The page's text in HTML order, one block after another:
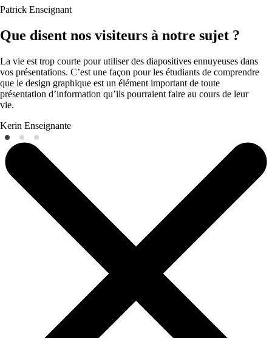
Patrick Enseignant
Que disent nos visiteurs à notre sujet ?
La vie est trop courte pour utiliser des diapositives ennuyeuses dans
vos présentations. C’est une façon pour les étudiants de comprendre
que le design graphique est un élément important de toute
présentation d’information qu’ils pourraient faire au cours de leur
vie.
Kerin Enseignante